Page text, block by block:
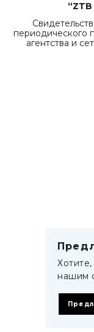
“ZTB
периодического
агентства и
нашим